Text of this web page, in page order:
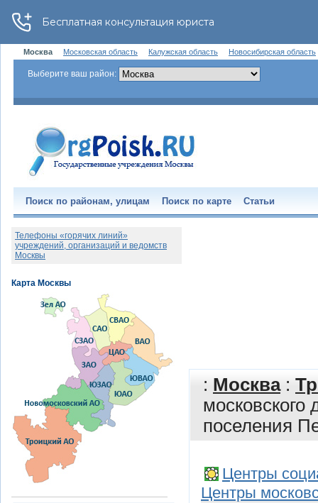
Москва Московская область Калужская область Новосибирская область
Выберите ваш район:
Поиск по районам, улицам Поиск по карте Статьи
: Москва:
поселения
Центры
Центры
Телефоны «горячих линий»
учреждений, организаций и ведомств
Москвы